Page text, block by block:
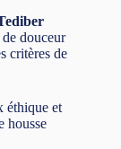
douceur
critères de
éthique et
housse